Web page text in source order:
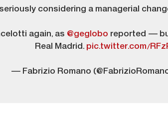
considering a managerial
again, as @geglobo reported —
Real Madrid. pic.twitter.com/
— Fabrizio Romano